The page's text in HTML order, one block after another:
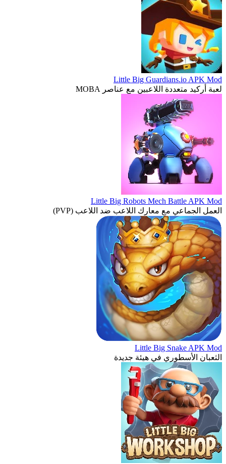
Little Big Guardians.io APK Mod
لعبة أركيد متعددة اللاعبين مع عناصر MOBA
Little Big Robots Mech Battle APK Mod
العمل الجماعي مع معارك اللاعب ضد اللاعب (PVP)
Little Big Snake APK Mod
الثعبان الأسطوري في هيئة جديدة